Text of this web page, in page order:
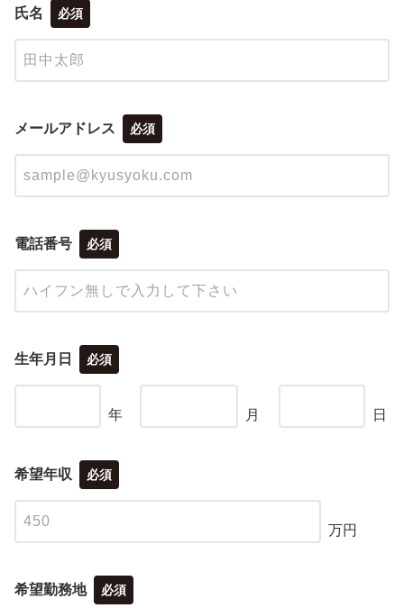
氏名 必須
メールアドレス 必須
電話番号 必須
生年月日 必須
年 月 日
希望年収 必須
万円
希望勤務地 必須